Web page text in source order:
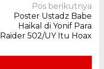
Pos berikutnya
Poster Ustadz Babe
Haikal di Yonif Para
Raider 502/UY Itu Hoax